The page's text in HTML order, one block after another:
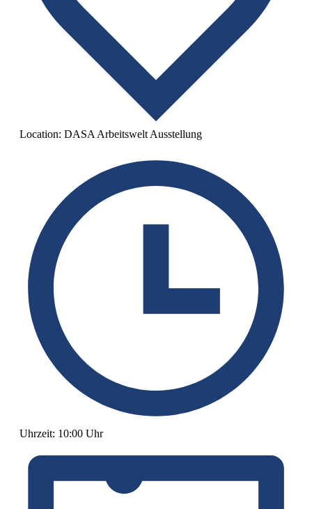
Location: DASA Arbeitswelt Ausstellung
Uhrzeit: 10:00 Uhr